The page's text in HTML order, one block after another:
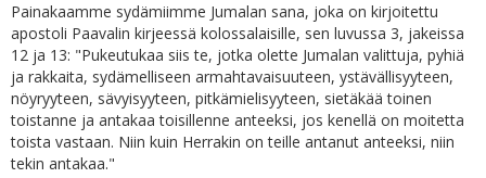
Painakaamme sydämiimme Jumalan sana, joka on kirjoitettu
apostoli Paavalin kirjeessä kolossalaisille, sen luvussa 3, jakeissa
12 ja 13: "Pukeutukaa siis te, jotka olette Jumalan valittuja, pyhiä
ja rakkaita, sydämelliseen armahtavaisuuteen, ystävällisyyteen,
nöyryyteen, sävyisyyteen, pitkämielisyyteen, sietäkää toinen
toistanne ja antakaa toisillenne anteeksi, jos kenellä on moitetta
toista vastaan. Niin kuin Herrakin on teille antanut anteeksi, niin
tekin antakaa."